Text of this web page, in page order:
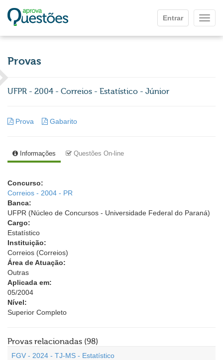
Entrar
Provas
UFPR - 2004 - Correios - Estatístico - Júnior
Prova Gabarito
Informações Questões On-line
Concurso:
Correios - 2004 - PR
Banca:
UFPR (Núcleo de Concursos - Universidade Federal do Paraná)
Cargo:
Estatístico
Instituição:
Correios (Correios)
Área de Atuação:
Outras
Aplicada em:
05/2004
Nível:
Superior Completo
Provas relacionadas (98)
FGV - 2024 - TJ-MS - Estatístico